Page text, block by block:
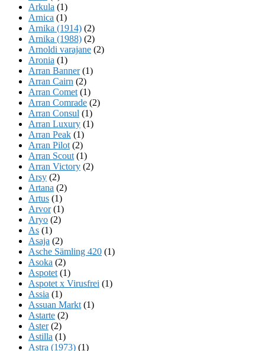
Arkula (1)
Arnica (1)
Arnika (1914) (2)
Arnika (1988) (2)
Arnoldi varajane (2)
Aronia (1)
Arran Banner(1)
Arran Cairn (2)
Arran Comet (1)
Arran Comrade (2)
Arran Consul (1)
Arran Luxury (1)
Arran Peak (1)
Arran Pilot (2)
Arran Scout (1)
Arran Victory (2)
Arsy (2)
Artana (2)
Artus (1)
Arvor(1)
Aryo (2)
As (1)
Asaja (2)
Asche Sämling 420 (1)
Asoka (2)
Aspotet (1)
Aspotet x Virusfrei (1)
Assia (1)
Assuan Markt (1)
Astarte (2)
Aster(2)
Astilla (1)
Astra (1973) (1)